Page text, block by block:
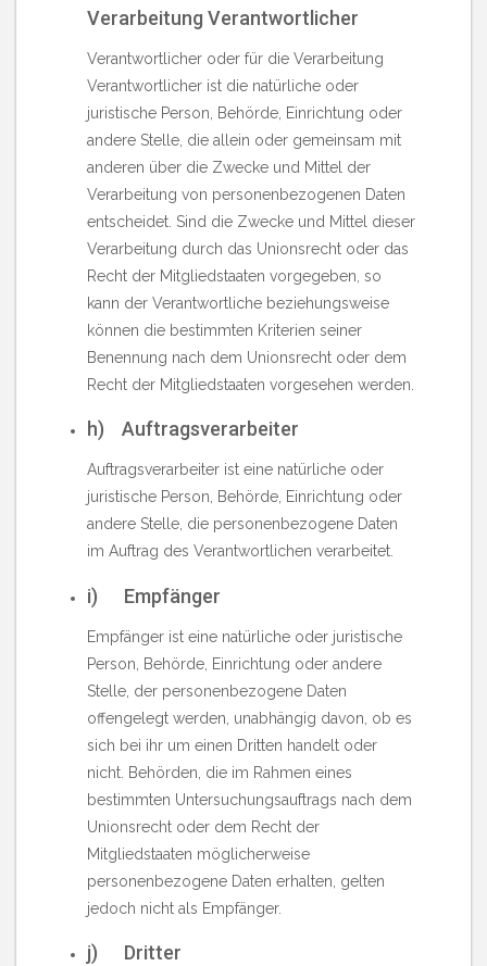
Verarbeitung Verantwortlicher
Verantwortlicher oder für die Verarbeitung
Verantwortlicher ist die natürliche oder
juristische Person, Behörde, Einrichtung oder
andere Stelle, die allein oder gemeinsam mit
anderen über die Zwecke und Mittel der
Verarbeitung von personenbezogenen Daten
entscheidet. Sind die Zwecke und Mittel dieser
Verarbeitung durch das Unionsrecht oder das
Recht der Mitgliedstaaten vorgegeben, so
kann der Verantwortliche beziehungsweise
können die bestimmten Kriterien seiner
Benennung nach dem Unionsrecht oder dem
Recht der Mitgliedstaaten vorgesehen werden.
h) Auftragsverarbeiter
Auftragsverarbeiter ist eine natürliche oder
juristische Person, Behörde, Einrichtung oder
andere Stelle, die personenbezogene Daten
im Auftrag des Verantwortlichen verarbeitet.
i) Empfänger
Empfänger ist eine natürliche oder juristische
Person, Behörde, Einrichtung oder andere
Stelle, der personenbezogene Daten
offengelegt werden, unabhängig davon, ob es
sich bei ihr um einen Dritten handelt oder
nicht. Behörden, die im Rahmen eines
bestimmten Untersuchungsauftrags nach dem
Unionsrecht oder dem Recht der
Mitgliedstaaten möglicherweise
personenbezogene Daten erhalten, gelten
jedoch nicht als Empfänger.
j) Dritter